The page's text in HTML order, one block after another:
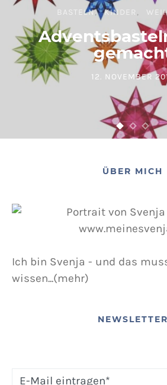
BASTELN KINDER
POSTED ON
12. NOVEMBER
ÜBER MICH
Ich bin Svenja - und das
wissen...(mehr)
NEWSLETTER